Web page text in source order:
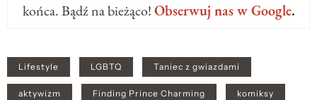
końca. Bądź na bieżąco!Obserwuj nas w Google.
Lifestyle LGBTQ Taniec z gwiazdami
aktywizm Finding Prince Charming komiksy